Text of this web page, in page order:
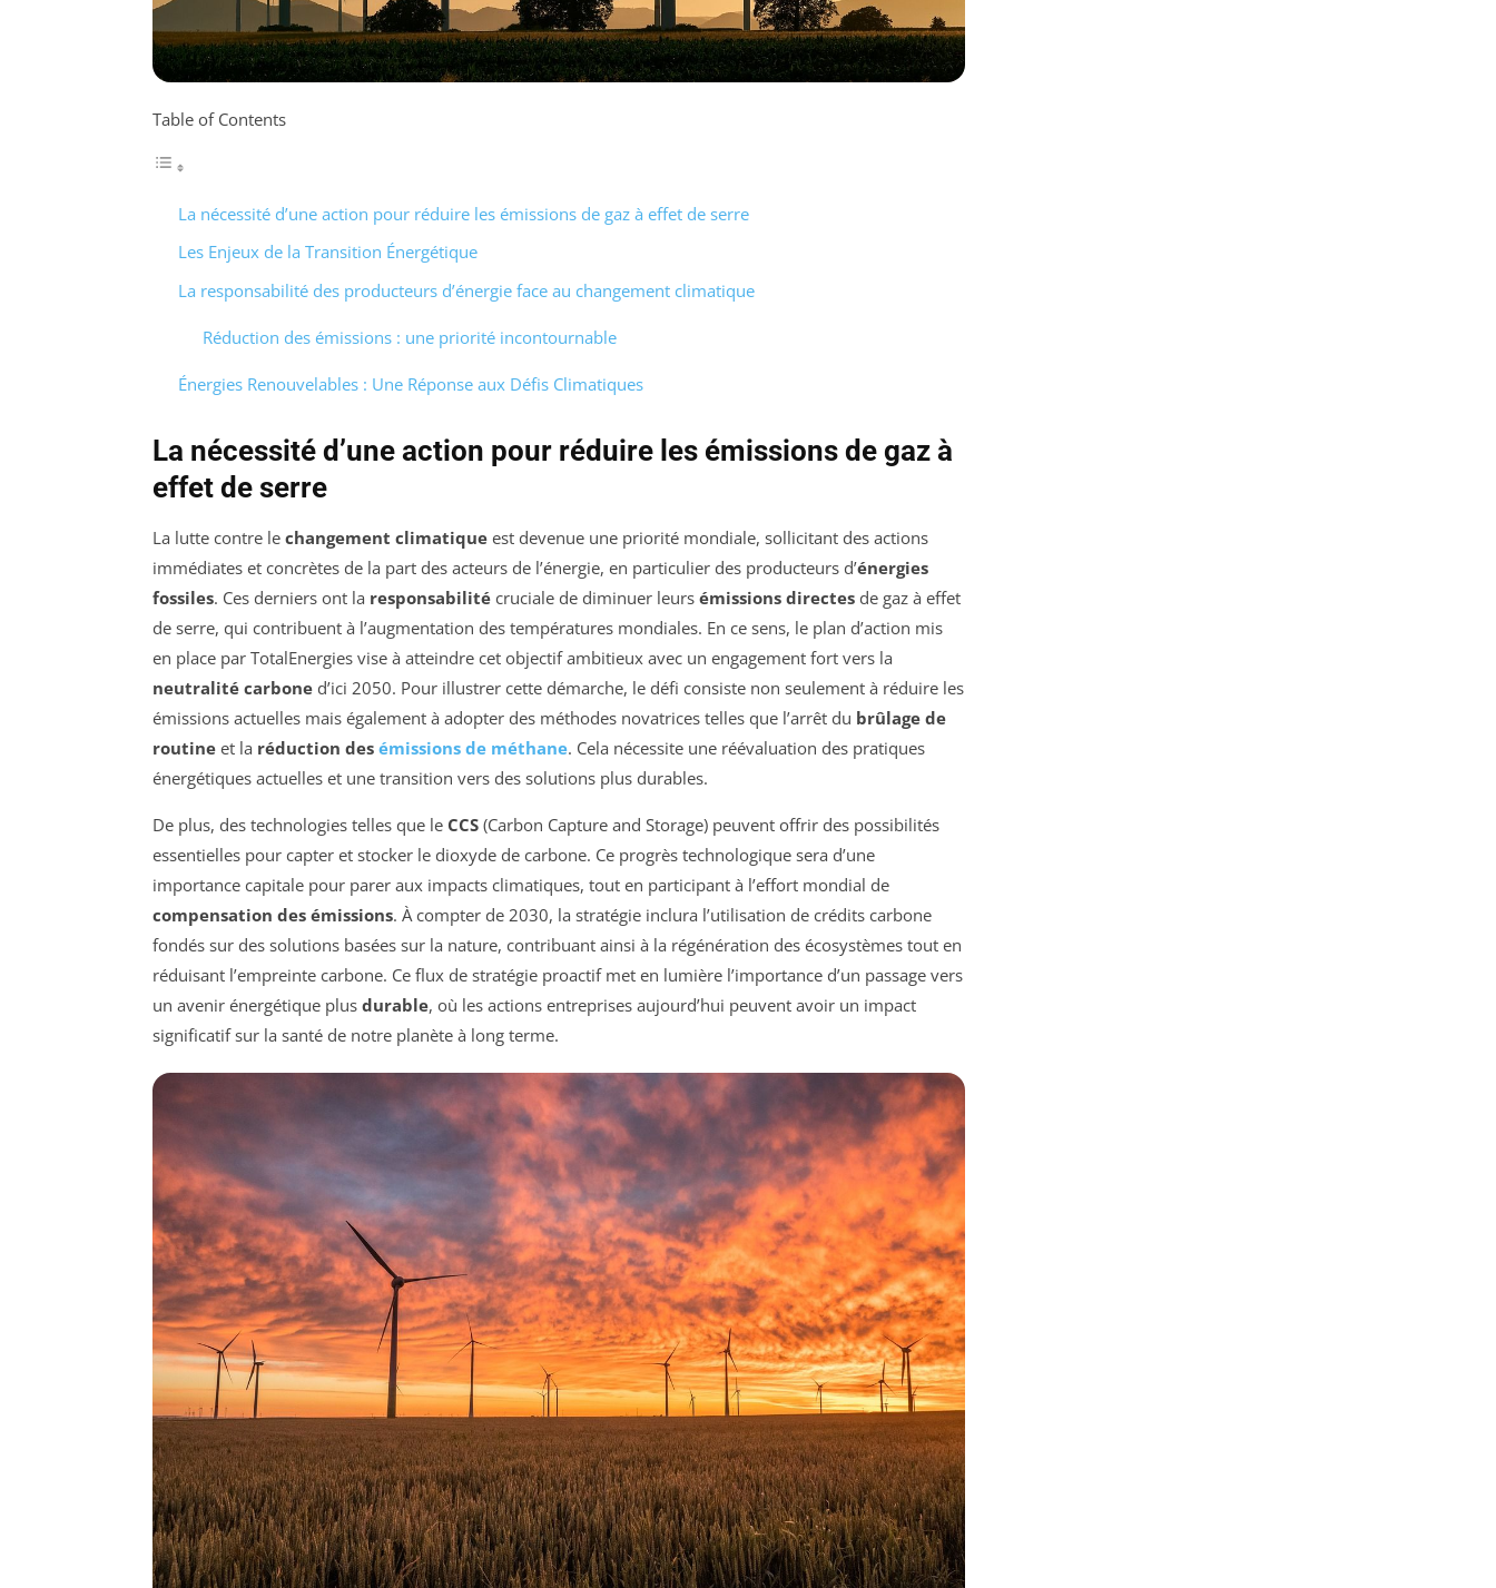
Table of Contents
La nécessité d’une action pour réduire les émissions de gaz à effet de serre
Les Enjeux de la Transition Énergétique
La responsabilité des producteurs d’énergie face au changement climatique
Réduction des émissions : une priorité incontournable
Énergies Renouvelables : Une Réponse aux Défis Climatiques
La nécessité d’une action pour réduire les émissions de gaz à
effet de serre
La lutte contre le changement climatique est devenue une priorité mondiale, sollicitant des actions
immédiates et concrètes de la part des acteurs de l’énergie, en particulier des producteurs d’énergies
fossiles. Ces derniers ont la responsabilité cruciale de diminuer leurs émissions directes de gaz à effet
de serre, qui contribuent à l’augmentation des températures mondiales. En ce sens, le plan d’action mis
en place par TotalEnergies vise à atteindre cet objectif ambitieux avec un engagement fort vers la
neutralité carbone d’ici 2050. Pour illustrer cette démarche, le défi consiste non seulement à réduire les
émissions actuelles mais également à adopter des méthodes novatrices telles que l’arrêt du brûlage de
routine et la réduction des émissions de méthane. Cela nécessite une réévaluation des pratiques
énergétiques actuelles et une transition vers des solutions plus durables.
De plus, des technologies telles que le CCS (Carbon Capture and Storage) peuvent offrir des possibilités
essentielles pour capter et stocker le dioxyde de carbone. Ce progrès technologique sera d’une
importance capitale pour parer aux impacts climatiques, tout en participant à l’effort mondial de
compensation des émissions. À compter de 2030, la stratégie inclura l’utilisation de crédits carbone
fondés sur des solutions basées sur la nature, contribuant ainsi à la régénération des écosystèmes tout en
réduisant l’empreinte carbone. Ce flux de stratégie proactif met en lumière l’importance d’un passage vers
un avenir énergétique plus durable, où les actions entreprises aujourd’hui peuvent avoir un impact
significatif sur la santé de notre planète à long terme.